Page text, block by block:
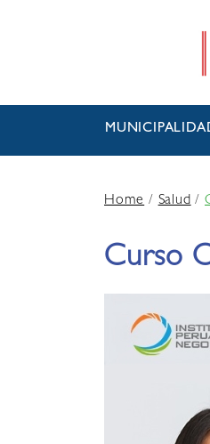
Home/Salud/
Curso